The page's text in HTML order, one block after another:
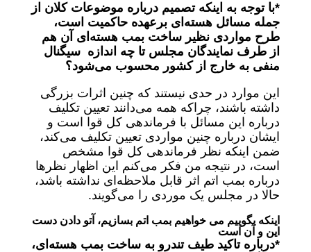
*با توجه به اینکه تصمیم درباره موضوعات کلان از
جمله مسائل هسته‌ای برعهده حاکمیت است،
طرح مواردی نظیر ساخت بمب هسته‌ای آن هم
از طرف نمایندگان مجلس تا چه اندازه سیگنال
منفی به خارج از کشور محسوب می‌شود؟
این موارد در حدی نیستند که چنین اثرات بزرگی
داشته باشند، چراکه همه می‌دانند تعیین تکلیف
درباره این مسائل با فرماندهی کل قوا است و
ایشان درباره چنین مواردی تعیین تکلیف می‌کند،
ضمن اینکه نظر فرماندهی کل قوا مشخص
است، در نتیجه من فکر می‌کنم این اظهار نظرها
درباره بمب اتم اثر قابل ملاحظه‌ای نداشته باشد،
حالا در مجلس یک موردی را می‌گویند.
اینکه بگوییم می خواهیم بمب اتم بسازیم، آتو دادن دست
این و آن است
*درباره تاکید طیف تندرو به ساخت بمب هسته‌ای،